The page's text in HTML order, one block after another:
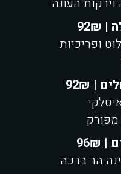
ופריכיות
| 92₪
מפורק
הר ברכה